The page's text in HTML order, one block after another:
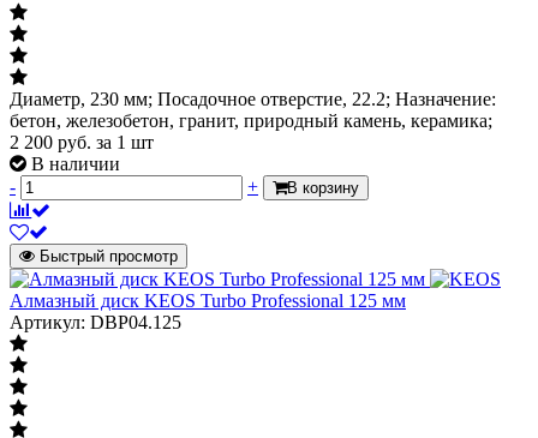
Диаметр, 230 мм; Посадочное отверстие, 22.2; Назначение:
бетон, железобетон, гранит, природный камень, керамика;
2 200 руб. за 1 шт
В наличии
-
+ В корзину
Быстрый просмотр
Алмазный диск KEOS Turbo Professional 125 мм
Артикул: DBP04.125